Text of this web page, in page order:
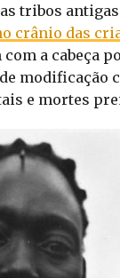
tribos antigas
crânio das
a cabeça
modificação
e mortes